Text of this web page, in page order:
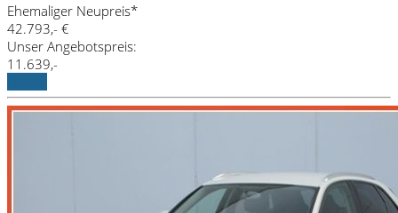
Ehemaliger Neupreis*
42.793,- €
Unser Angebotspreis:
11.639,-